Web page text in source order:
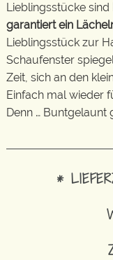
Lieblingsstücke sind
garantiert ein
Lieblingsstück zur
Schaufenster
Zeit, sich an den
Einfach mal wieder
Denn … Buntgelaunt
*